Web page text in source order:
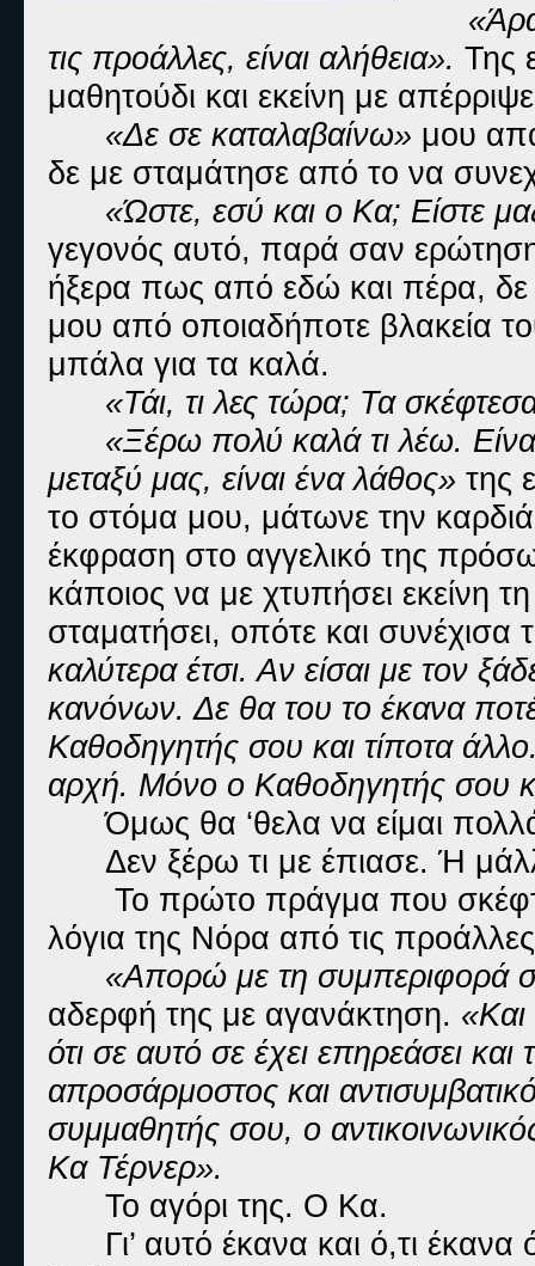
τις προάλλες, είναι αλήθεια». Της
μαθητούδι και εκείνη με
«Δε σε καταλαβαίνω» μου
δε με σταμάτησε από το να
«Ώστε, εσύ και ο Κα; Είστε
γεγονός αυτό, παρά σαν
ήξερα πως από εδώ και πέρα,
μου από οποιαδήποτε βλακεία
μπάλα για τα καλά.
«Τάι, τι λες τώρα; Τα
«Ξέρω πολύ καλά τι λέω.
μεταξύ μας, είναι ένα λάθος» της
το στόμα μου, μάτωνε την
έκφραση στο αγγελικό της
κάποιος να με χτυπήσει εκείνη
σταματήσει, οπότε και συνέχισα
καλύτερα έτσι. Αν είσαι με τον
κανόνων. Δε θα του το έκανα
Καθοδηγητής σου και τίποτα
αρχή. Μόνο ο Καθοδηγητής σου
Όμως θα ‘θελα να είμαι
Δεν ξέρω τι με έπιασε. Ή
Το πρώτο πράγμα που
λόγια της Νόρα από τις
«Απορώ με τη συμπεριφορά
αδερφή της με αγανάκτηση. «Και
ότι σε αυτό σε έχει επηρεάσει
απροσάρμοστος και
συμμαθητής σου, ο
Κα Τέρνερ».
Το αγόρι της. Ο Κα.
Γι’ αυτό έκανα και ό,τι